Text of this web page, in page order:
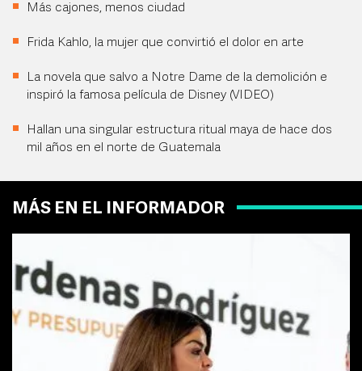
Más cajones, menos ciudad
Frida Kahlo, la mujer que convirtió el dolor en arte
La novela que salvo a Notre Dame de la demolición e
inspiró la famosa película de Disney (VIDEO)
Hallan una singular estructura ritual maya de hace dos
mil años en el norte de Guatemala
MÁS EN EL INFORMADOR